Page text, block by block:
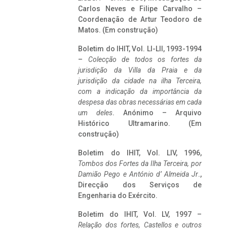
Carlos Neves e Filipe Carvalho –
Coordenação de Artur Teodoro de
Matos. (Em construção)
Boletim do IHIT, Vol. LI-LII, 1993-1994
– Colecção de todos os fortes da
jurisdição da Villa da Praia e da
jurisdição da cidade na ilha Terceira,
com a indicação da importância da
despesa das obras necessárias em cada
um deles. Anónimo – Arquivo
Histórico Ultramarino. (Em
construção)
Boletim do IHIT, Vol. LIV, 1996,
Tombos dos Fortes da Ilha Terceira, por
Damião Pego e António d’ Almeida Jr.,
Direcção dos Serviços de
Engenharia do Exército.
Boletim do IHIT, Vol. LV, 1997 –
Relação dos fortes, Castellos e outros